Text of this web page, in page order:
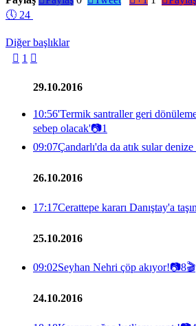
🕔 24
Diğer başlıklar
 1 
29.10.2016
10:56'Termik santraller geri
sebep olacak'📷1
09:07Çandarlı'da da atık sular
26.10.2016
17:17Cerattepe kararı Danıştay'a
25.10.2016
09:02Seyhan Nehri çöp akıyor!📷8🎬
24.10.2016